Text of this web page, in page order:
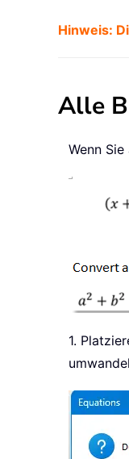
Hinweis:
Alle
Wenn
1.